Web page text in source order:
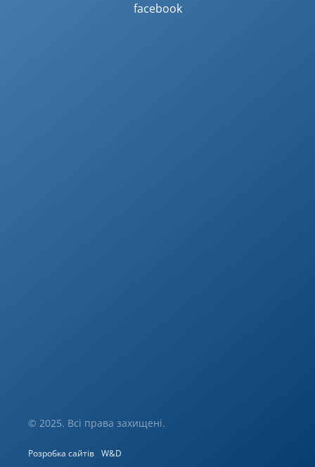
facebook
© 2025. Всі права захищені.
Розробка сайтів W&D